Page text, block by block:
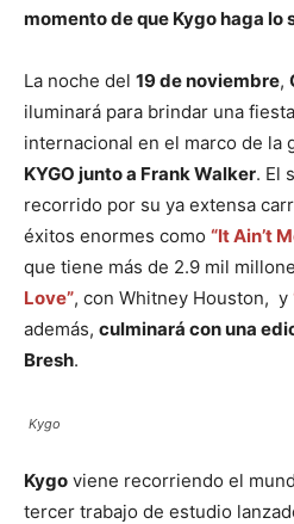
momento de que Kygo haga lo
La noche del 19 de noviembre,
iluminará para brindar una
internacional en el marco de la
KYGO junto a Frank Walker. El
recorrido por su ya extensa
éxitos enormes como “It Ain’t
que tiene más de 2.9 mil
Love”, con Whitney Houston, y
además, culminará con una
Bresh.
Kygo
Kygo viene recorriendo el
tercer trabajo de estudio